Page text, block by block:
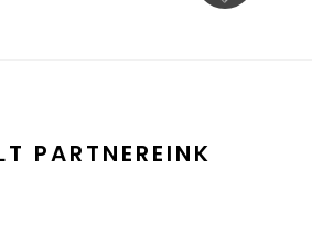
PARTNEREINK